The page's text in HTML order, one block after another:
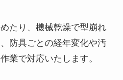
たり、機械乾燥で型崩れ
防具ごとの経年変化や汚
業で対応いたします。